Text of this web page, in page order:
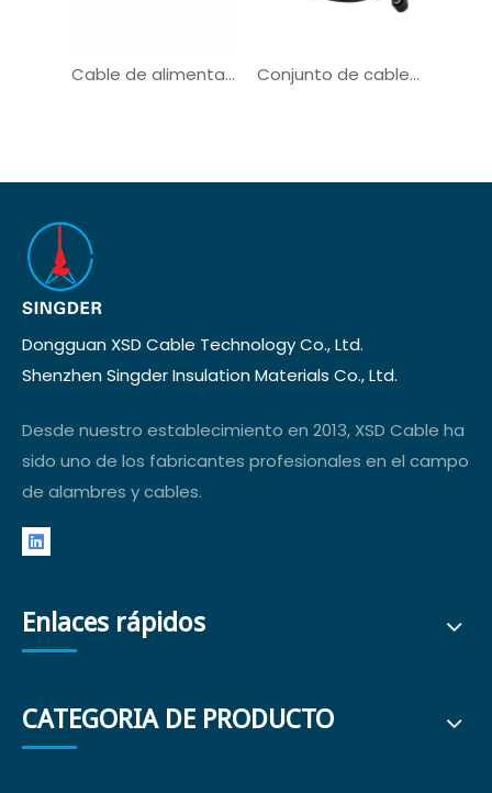
Cable de alimentación VDE Cable de goma para la conexión de batería solar Conjunto de cable de batería Arnés de alambre solar para respaldo de energía
Dongguan XSD Cable Technology Co., Ltd.
Shenzhen Singder Insulation Materials Co., Ltd.
Desde nuestro establecimiento en 2013, XSD Cable ha
sido uno de los fabricantes profesionales en el campo
de alambres y cables.
Enlaces rápidos
CATEGORIA DE PRODUCTO